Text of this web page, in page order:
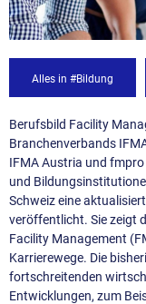
Alles in #Bildung
Berufsbild Facility
Branchenverbands
IFMA Austria und
und
Schweiz eine
veröffentlicht. Sie zeigt
Facility Management
Karrierewege. Die
fortschreitenden
Entwicklungen, zum